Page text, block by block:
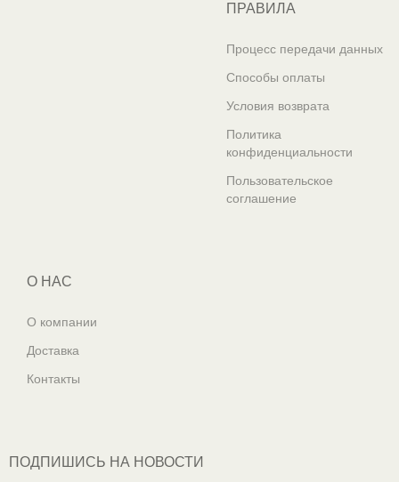
ПРАВИЛА
Процесс передачи данных
Способы оплаты
Условия возврата
Политика
конфиденциальности
Пользовательское
соглашение
О НАС
О компании
Доставка
Контакты
ПОДПИШИСЬ НА НОВОСТИ